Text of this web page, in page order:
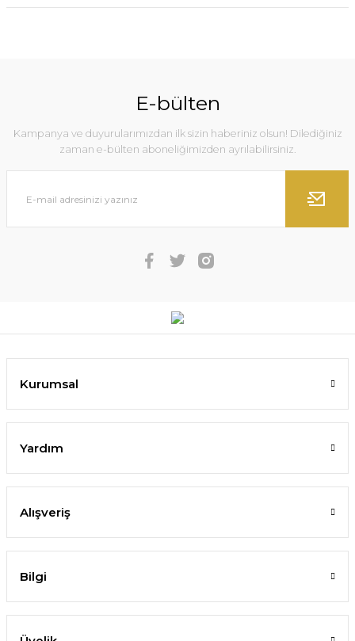
E-bülten
Kampanya ve duyurularımızdan ilk sizin haberiniz olsun! Dilediğiniz
zaman e-bülten aboneliğimizden ayrılabilirsiniz.
Kurumsal
Yardım
Alışveriş
Bilgi